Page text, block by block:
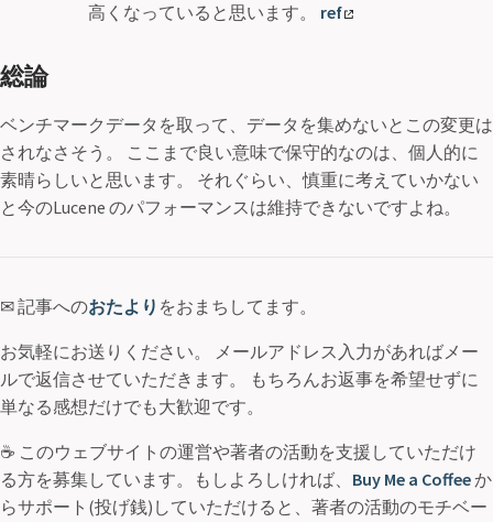
高くなっていると思います。 ref
総論
ベンチマークデータを取って、データを集めないとこの変更は
されなさそう。 ここまで良い意味で保守的なのは、個人的に
素晴らしいと思います。 それぐらい、慎重に考えていかない
と今のLucene のパフォーマンスは維持できないですよね。
✉ 記事へのおたより をおまちしてます。
お気軽にお送りください。 メールアドレス入力があればメー
ルで返信させていただきます。 もちろんお返事を希望せずに
単なる感想だけでも大歓迎です。
☕ このウェブサイトの運営や著者の活動を支援していただけ
る方を募集しています。もしよろしければ、 Buy Me a Coffeeか
らサポート(投げ銭)していただけると、著者の活動のモチベー